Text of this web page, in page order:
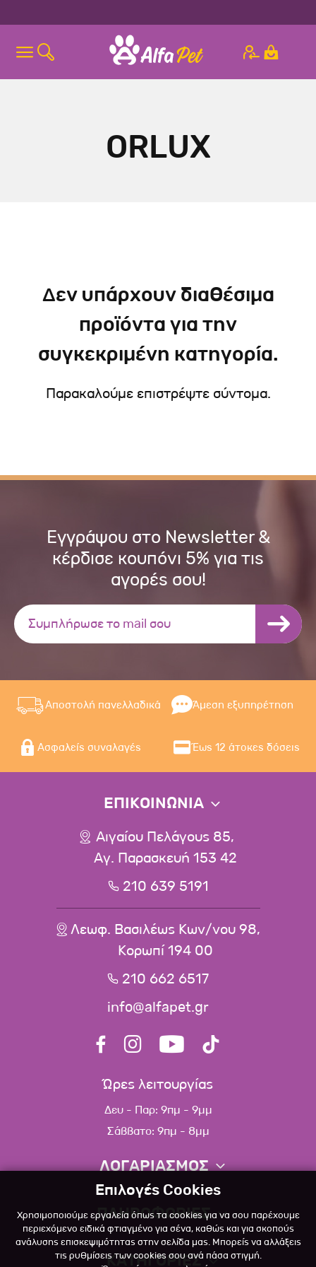
ORLUX
Δεν υπάρχουν διαθέσιμα
προϊόντα για την
συγκεκριμένη κατηγορία.
Παρακαλούμε επιστρέψτε σύντομα.
Εγγράψου στο Newsletter &
κέρδισε κουπόνι 5% για τις
αγορές σου!
Αποστολή πανελλαδικά Άμεση εξυπηρέτηση
Ασφαλείς συναλαγές Έως 12 άτοκες δόσεις
ΕΠΙΚΟΙΝΩΝΙΑ
Αιγαίου Πελάγους 85,
Αγ. Παρασκευή 153 42
210 639 5191
Λεωφ. Βασιλέως Κων/νου 98,
Κορωπί 194 00
210 662 6517
info@alfapet.gr
Ώρες λειτουργίας
Δευ - Παρ: 9πμ - 9μμ
Σάββατο: 9πμ - 8μμ
ΛΟΓΑΡΙΑΣΜΟΣ
Πληροφορίες λογαριασμού
Λίστα αγαπημένων
Πολιτική επιστροφών
ΠΛΗΡΟΦΟΡΙΕΣ
Σχετικά
ΚΑΤΗΓΟΡΙΕΣ
Επιλογές Cookies
Χρησιμοποιούμε εργαλεία όπως τα cookies για να σου παρέχουμε
περιεχόμενο ειδικά φτιαγμένο για σένα, καθώς και για σκοπούς
ανάλυσης επισκεψιμότητας στην σελίδα μας. Μπορείς να αλλάξεις
τις ρυθμίσεις των cookies σου ανά πάσα στιγμή.